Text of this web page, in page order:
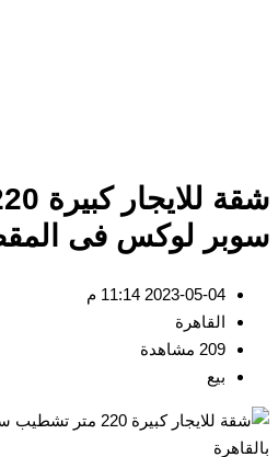
سوبر لوكس فى
2023-05-04 11:14 م
القاهرة
209 مشاهدة
بيع